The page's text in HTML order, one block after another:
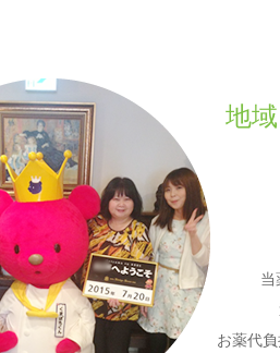
地
当
お薬代